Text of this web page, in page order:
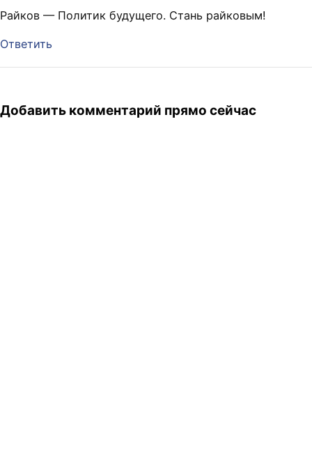
Райков — Политик будущего. Стань райковым!
Ответить
Добавить комментарий прямо сейчас